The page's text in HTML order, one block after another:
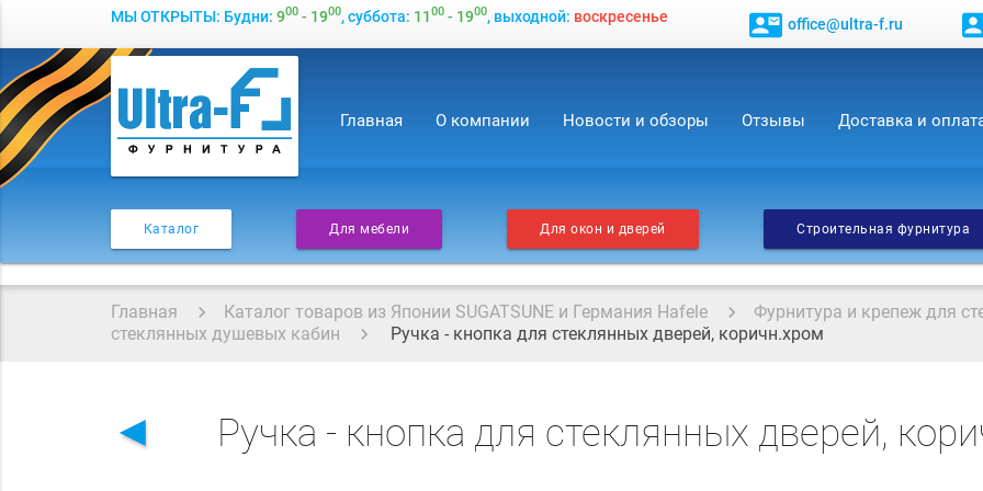
МЫ ОТКРЫТЫ: Будни: 900- 1900, суббота: 1100- 1900, выходной: воскресенье contact_mail office@ultra-f.ru
Главная О компании Новости и обзоры Отзывы Доставка и
Каталог Для мебели Для окон и дверей Строительная фурнитура
Главная Каталог товаров из Японии SUGATSUNE и Германия Hafele Фурнитура и крепеж для
стеклянных душевых кабин
Ручка - кнопка для стеклянных дверей, коричн.хром
◄ Ручка - кнопка для стеклянных дверей,